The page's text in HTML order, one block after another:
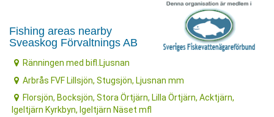
Fishing areas nearby
Sveaskog Förvaltnings AB
Ränningen med bifl.Ljusnan
Arbrås FVF Lillsjön, Stugsjön, Ljusnan mm
Florsjön, Bocksjön, Stora Örtjärn, Lilla Örtjärn, Acktjärn,
Igeltjärn Kyrkbyn, Igeltjärn Näset mfl